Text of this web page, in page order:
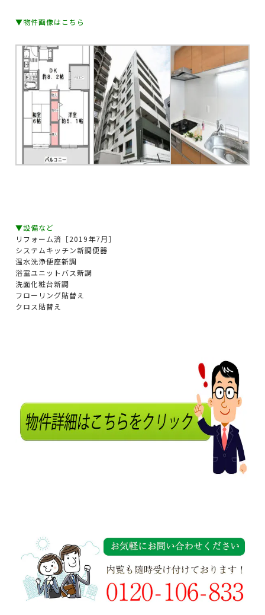
▼物件画像はこちら
▼設備など
リフォーム済［2019年7月］
システムキッチン新調便器
温水洗浄便座新調
浴室ユニットバス新調
洗面化粧台新調
フローリング貼替え
クロス貼替え